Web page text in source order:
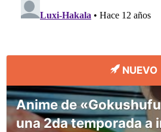
NUEVO
Anime de
una 2da temporada a